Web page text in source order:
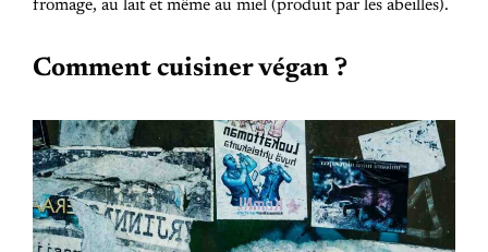
fromage, au lait et même au miel (produit par les abeilles).
Comment cuisiner végan ?